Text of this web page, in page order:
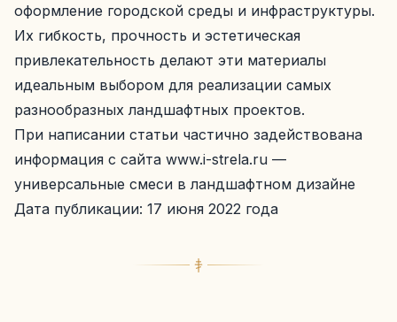
оформление городской среды и инфраструктуры.
Их гибкость, прочность и эстетическая
привлекательность делают эти материалы
идеальным выбором для реализации самых
разнообразных ландшафтных проектов.
При написании статьи частично задействована
информация с сайта www.i-strela.ru —
универсальные смеси в ландшафтном дизайне
Дата публикации: 17 июня 2022 года